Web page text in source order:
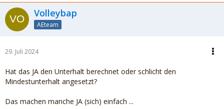
Volleybap
AEteam
29. Juli 2024
Hat das JA den Unterhalt berechnet oder schlicht den
Mindestunterhalt angesetzt?
Das machen manche JA (sich) einfach ...